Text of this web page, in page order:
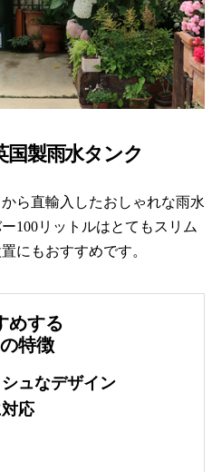
製雨水タンク
ら直輸入したおしゃれな雨水
100リットルはとてもスリム
にもおすすめです。
めする
特徴
ュなデザイン
応